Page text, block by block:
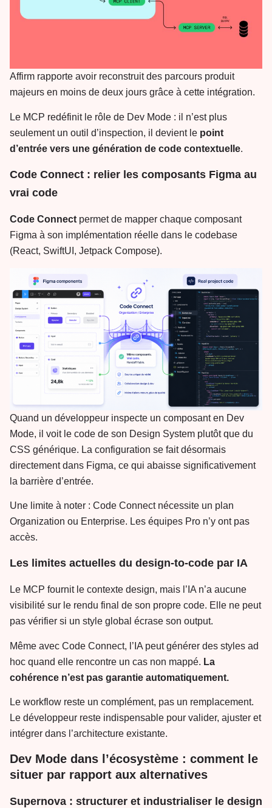
Affirm rapporte avoir reconstruit des parcours produit
majeurs en moins de deux jours grâce à cette intégration.
Le MCP redéfinit le rôle de Dev Mode : il n’est plus
seulement un outil d’inspection, il devient le point
d’entrée vers une génération de code contextuelle.
Code Connect : relier les composants Figma au
vrai code
Code Connect permet de mapper chaque composant
Figma à son implémentation réelle dans le codebase
(React, SwiftUI, Jetpack Compose).
Quand un développeur inspecte un composant en Dev
Mode, il voit le code de son Design System plutôt que du
CSS générique. La configuration se fait désormais
directement dans Figma, ce qui abaisse significativement
la barrière d’entrée.
Une limite à noter : Code Connect nécessite un plan
Organization ou Enterprise. Les équipes Pro n’y ont pas
accès.
Les limites actuelles du design-to-code par IA
Le MCP fournit le contexte design, mais l’IA n’a aucune
visibilité sur le rendu final de son propre code. Elle ne peut
pas vérifier si un style global écrase son output.
Même avec Code Connect, l’IA peut générer des styles ad
hoc quand elle rencontre un cas non mappé. La
cohérence n’est pas garantie automatiquement.
Le workflow reste un complément, pas un remplacement.
Le développeur reste indispensable pour valider, ajuster et
intégrer dans l’architecture existante.
Dev Mode dans l’écosystème : comment le
situer par rapport aux alternatives
Supernova : structurer et industrialiser le design